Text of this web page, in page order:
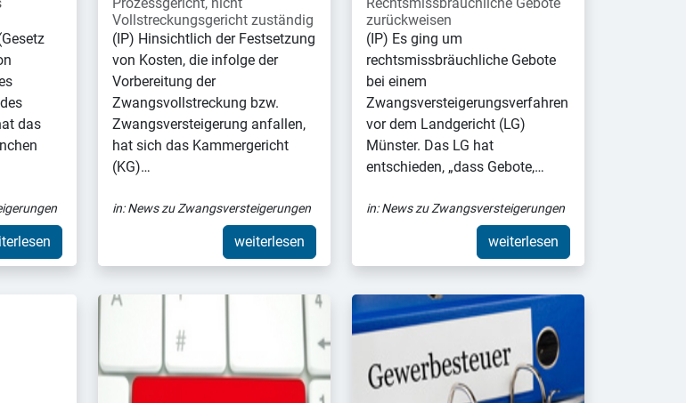
das
Vollstreckungsgericht zuständig
(IP) Hinsichtlich der Festsetzung
von Kosten, die infolge der
Vorbereitung der
Zwangsvollstreckung bzw.
Zwangsversteigerung anfallen,
hat sich das Kammergericht
(KG)…
in:News zu Zwangsversteigerungen
weiterlesen
zurückweisen
(IP) Es ging um
rechtsmissbräuchliche Gebote
bei einem
Zwangsversteigerungsverfahren
vor dem Landgericht (LG)
Münster. Das LG hat
entschieden, „dass Gebote,…
in:News zu Zwangsversteigerungen
weiterlesen